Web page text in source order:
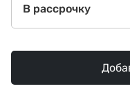
В рассрочку